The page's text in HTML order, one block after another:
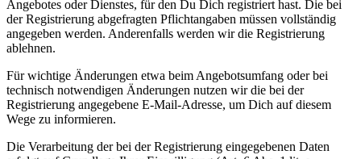
Angebotes oder Dienstes, für den Du Dich registriert hast. Die bei
der Registrierung abgefragten Pflichtangaben müssen vollständig
angegeben werden. Anderenfalls werden wir die Registrierung
ablehnen.
Für wichtige Änderungen etwa beim Angebotsumfang oder bei
technisch notwendigen Änderungen nutzen wir die bei der
Registrierung angegebene E-Mail-Adresse, um Dich auf diesem
Wege zu informieren.
Die Verarbeitung der bei der Registrierung eingegebenen Daten